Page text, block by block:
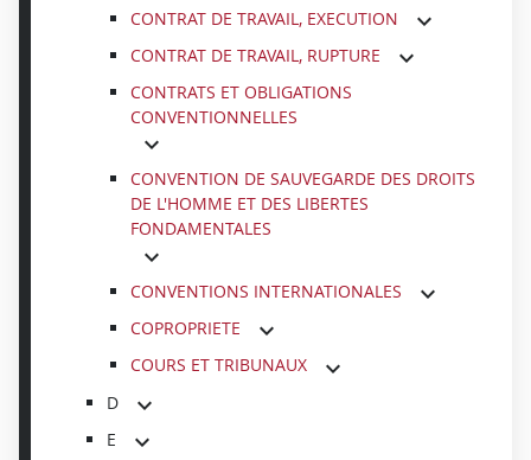
CONTRAT DE TRAVAIL, EXECUTION
CONTRAT DE TRAVAIL, RUPTURE
CONTRATS ET OBLIGATIONS
CONVENTIONNELLES
CONVENTION DE SAUVEGARDE DES DROITS
DE L'HOMME ET DES LIBERTES
FONDAMENTALES
CONVENTIONS INTERNATIONALES
COPROPRIETE
COURS ET TRIBUNAUX
D
E